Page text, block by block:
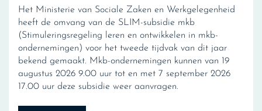
Het Ministerie van Sociale Zaken en Werkgelegenheid
heeft de omvang van de SLIM-subsidie mkb
(Stimuleringsregeling leren en ontwikkelen in mkb-
ondernemingen) voor het tweede tijdvak van dit jaar
bekend gemaakt. Mkb-ondernemingen kunnen van 19
augustus 2026 9.00 uur tot en met 7 september 2026
17.00 uur deze subsidie weer aanvragen.